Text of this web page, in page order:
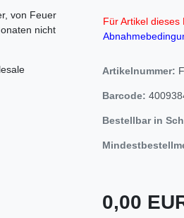
von Feuer
nicht
Für Artikel
Artikelnummer:
Barcode:
Bestellbar in
0,00